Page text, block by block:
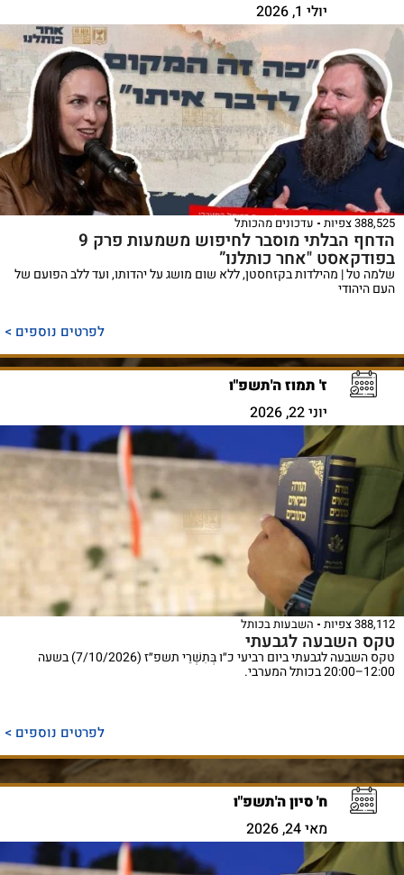
יולי 1, 2026
388,525 צפיות עדכונים מהכותל
הדחף הבלתי מוסבר לחיפוש משמעות פרק 9
בפודקאסט "אחר כותלנו”
שלמה טל | מהילדות בקזחסטן, ללא שום מושג על יהדותו, ועד ללב הפועם של
העם היהודי
לפרטים נוספים >
ז' תמוז ה'תשפ"ו
יוני 22, 2026
388,112 צפיות השבעות בכותל
טקס השבעה לגבעתי
טקס השבעה לגבעתי ביום רביעי כ״ו בְּתִשְׁרֵי תשפ״ז (7/10/2026) בשעה
12:00–20:00 בכותל המערבי.
לפרטים נוספים >
ח' סיון ה'תשפ"ו
מאי 24, 2026